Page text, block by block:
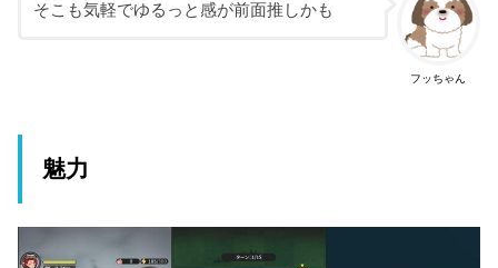
フッちゃん
そこも気軽でゆるっと感が前面推しかも
魅力